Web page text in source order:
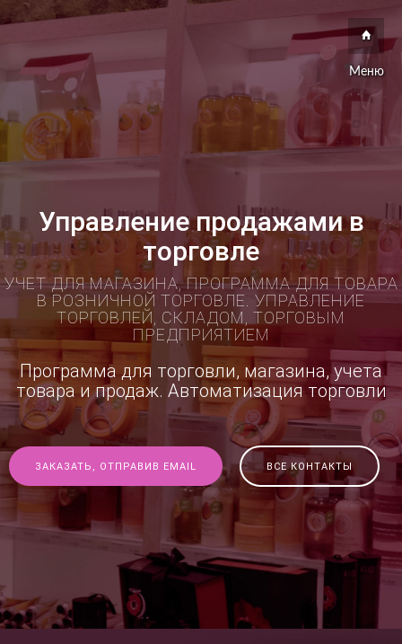
Меню
Управление продажами в
торговле
УЧЕТ ДЛЯ МАГАЗИНА, ПРОГРАММА ДЛЯ ТОВАРА
В РОЗНИЧНОЙ ТОРГОВЛЕ. УПРАВЛЕНИЕ
ТОРГОВЛЕЙ, СКЛАДОМ, ТОРГОВЫМ
ПРЕДПРИЯТИЕМ
Программа для торговли, магазина, учета
товара и продаж. Автоматизация торговли
ЗАКАЗАТЬ, ОТПРАВИВ EMAIL ВСЕ КОНТАКТЫ